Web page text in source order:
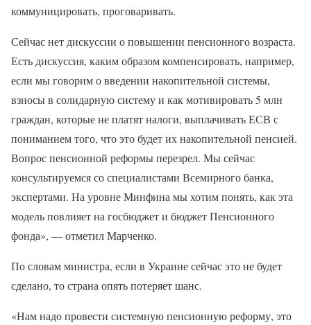
коммуницировать, проговаривать.
Сейчас нет дискуссии о повышении пенсионного возраста.
Есть дискуссия, каким образом компенсировать, например,
если мы говорим о введении накопительной системы,
взносы в солидарную систему и как мотивировать 5 млн
граждан, которые не платят налоги, выплачивать ЕСВ с
пониманием того, что это будет их накопительной пенсией.
Вопрос пенсионной реформы перезрел. Мы сейчас
консультируемся со специалистами Всемирного банка,
экспертами. На уровне Минфина мы хотим понять, как эта
модель повлияет на госбюджет и бюджет Пенсионного
фонда», — отметил Марченко.
По словам министра, если в Украине сейчас это не будет
сделано, то страна опять потеряет шанс.
«Нам надо провести системную пенсионную реформу, это